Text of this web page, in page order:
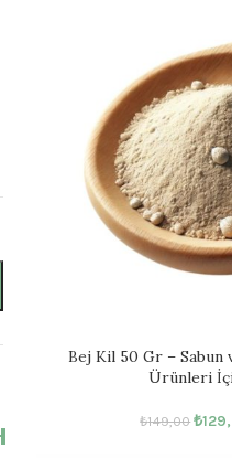
Bej Kil 50 Gr – Sabun
Ürünleri
₺149,00 ₺